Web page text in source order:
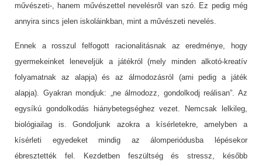
művészeti-, hanem művészettel nevelésről van szó. Ez pedig még
annyira sincs jelen iskoláinkban, mint a művészeti nevelés.
Ennek a rosszul felfogott racionalitásnak az eredménye, hogy
gyermekeinket leneveljük a játékról (mely minden alkotó-kreatív
folyamatnak az alapja) és az álmodozásról (ami pedig a játék
alapja). Gyakran mondjuk: „ne álmodozz, gondolkodj reálisan”. Az
egysíkú gondolkodás hiánybetegséghez vezet. Nemcsak lelkileg,
biológiailag is. Gondoljunk azokra a kísérletekre, amelyben a
kísérleti egyedeket mindig az álomperiódusba lépésekor
ébresztették fel. Kezdetben feszültség és stressz, később